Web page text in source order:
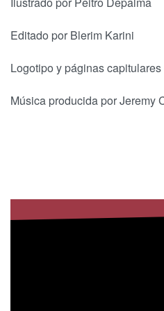
Editado por Blerim Karini
Logotipo y páginas
Música producida por Jeremy